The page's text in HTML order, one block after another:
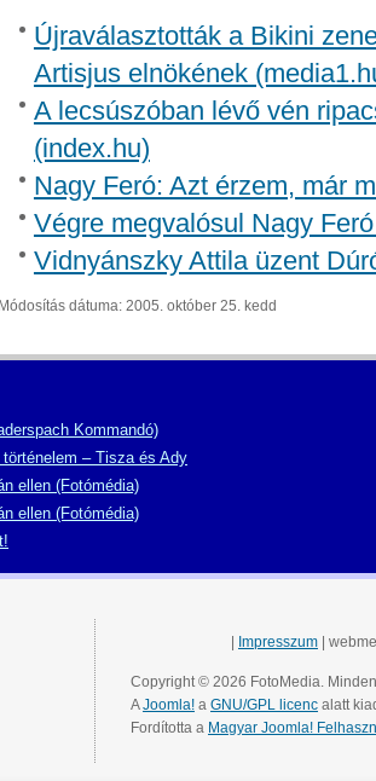
Újraválasztották a Bikini
Artisjus elnökének
A lecsúszóban lévő vén
(index.hu)
Nagy Feró: Azt érzem, már
Végre megvalósul Nagy
Vidnyánszky Attila üzent
Módosítás dátuma: 2005. október 25. kedd
Kommandó)
– Tisza és Ady
ellen (Fotómédia)
ellen (Fotómédia)
Impresszum |
Copyright © 2026 FotoMedia.
AJoomla! a GNU/GPL licenc alatt
Fordította a Magyar Joomla!